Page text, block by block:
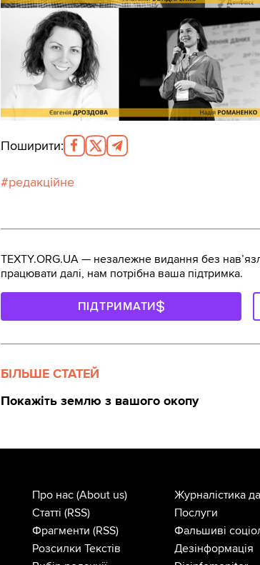
Поширити:
редакційне
TEXTY.ORG.UA — незалежне видання без
працювати далі, нам потрібна ваша підтримка.
ПІДТРИМАТИ
БІЛЬШЕ СТАТЕЙ
Покажіть землю з вашого окопу
Про нас (About us)
Статті (RSS)
Фрагменти (RSS)
Розсилки Текстів
Журналістика
Послуги
Фальшиві
Дезінформація